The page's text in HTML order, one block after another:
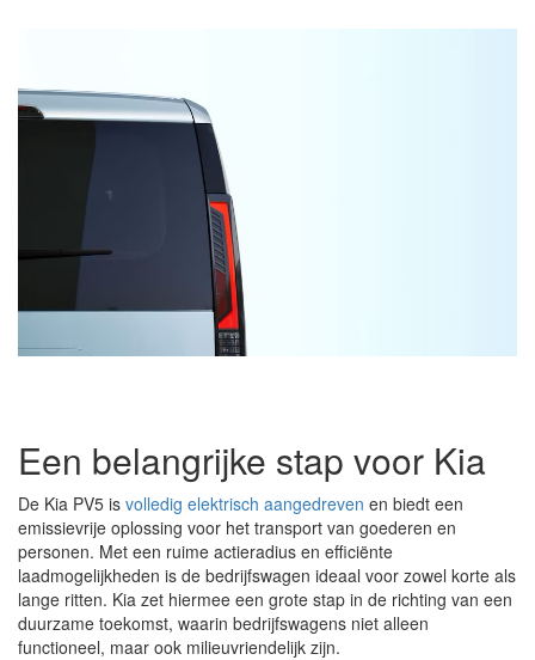
Een belangrijke stap voor Kia
De Kia PV5 is volledig elektrisch aangedreven en biedt een
emissievrije oplossing voor het transport van goederen en
personen. Met een ruime actieradius en efficiënte
laadmogelijkheden is de bedrijfswagen ideaal voor zowel korte als
lange ritten. Kia zet hiermee een grote stap in de richting van een
duurzame toekomst, waarin bedrijfswagens niet alleen
functioneel, maar ook milieuvriendelijk zijn.